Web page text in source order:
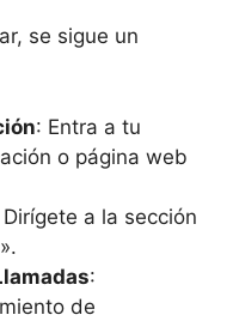
se sigue un
: Entra a tu
o página web
Dirígete a la sección
:
de